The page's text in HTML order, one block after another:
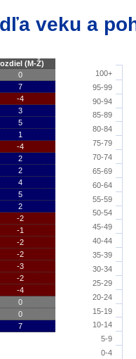
veku a
(M-Ž)
0
7
-4
3
5
1
-4
2
2
4
5
2
-2
-1
-2
-2
-3
-2
-4
0
0
7
0-4
5-9
10-14
15-19
20-24
25-29
30-34
35-39
40-44
45-49
50-54
55-59
60-64
65-69
70-74
75-79
80-84
85-89
90-94
95-99
100+